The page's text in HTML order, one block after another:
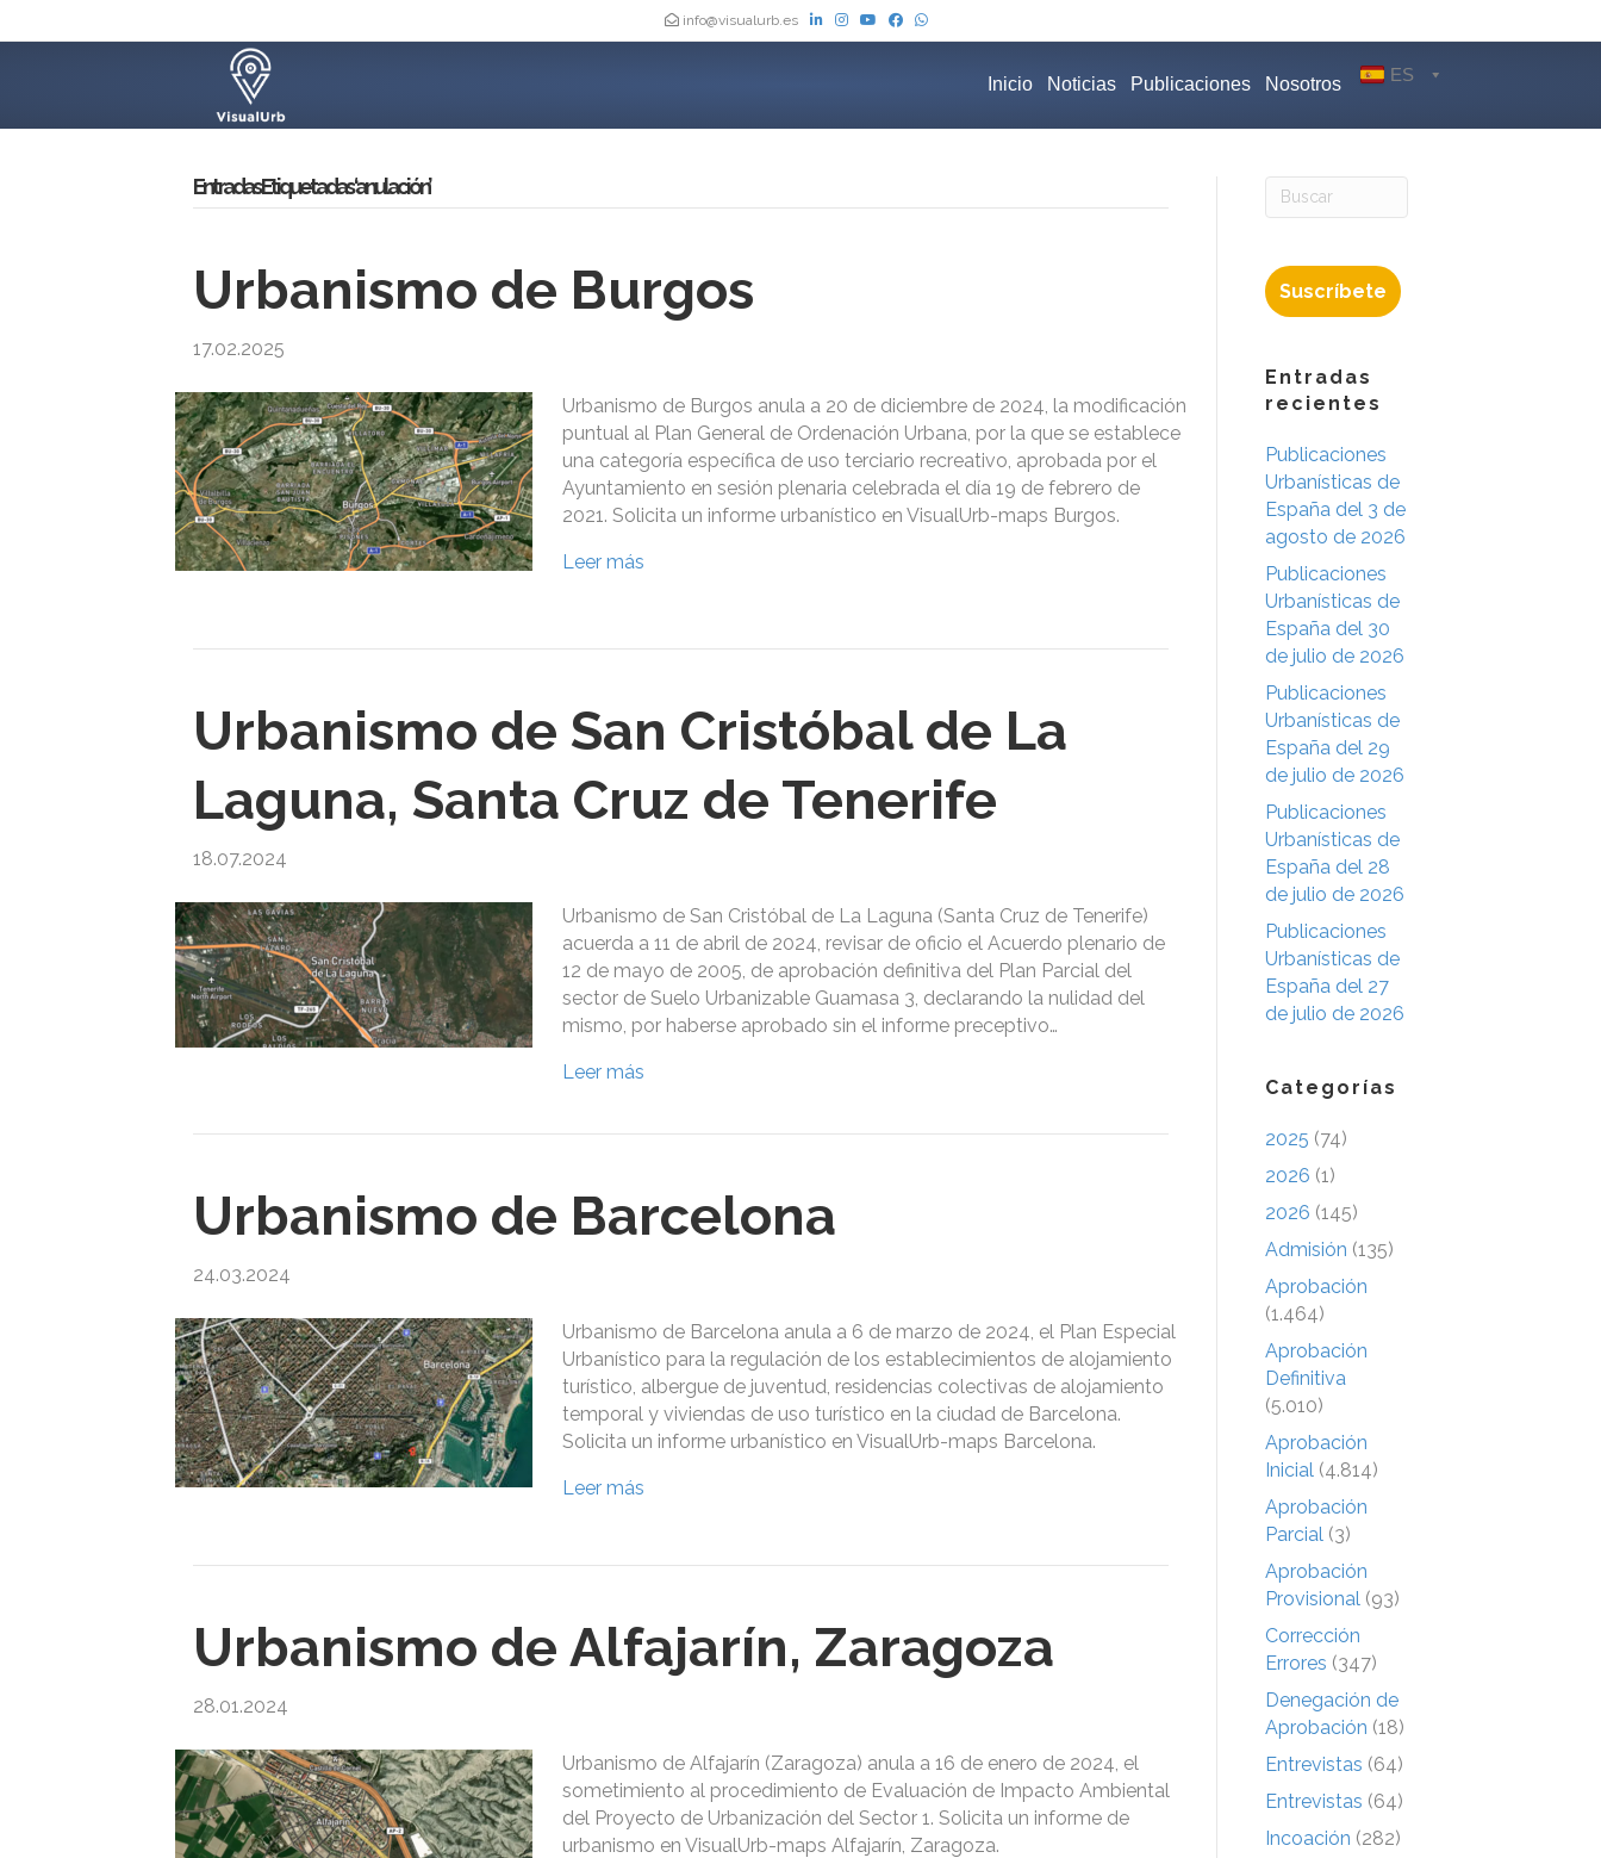
info@visualurb.es
Inicio Noticias Publicaciones Nosotros ES
Entradas Etiquetadas ‘anulación’
Urbanismo de Burgos
17.02.2025
Urbanismo de Burgos anula a 20 de diciembre de 2024, la modificación
puntual al Plan General de Ordenación Urbana, por la que se establece
una categoría específica de uso terciario recreativo, aprobada por el
Ayuntamiento en sesión plenaria celebrada el día 19 de febrero de
2021. Solicita un informe urbanístico en VisualUrb-maps Burgos.
Leer más
Urbanismo de San Cristóbal de La
Laguna, Santa Cruz de Tenerife
18.07.2024
Urbanismo de San Cristóbal de La Laguna (Santa Cruz de Tenerife)
acuerda a 11 de abril de 2024, revisar de oficio el Acuerdo plenario de
12 de mayo de 2005, de aprobación definitiva del Plan Parcial del
sector de Suelo Urbanizable Guamasa 3, declarando la nulidad del
mismo, por haberse aprobado sin el informe preceptivo…
Leer más
Urbanismo de Barcelona
24.03.2024
Urbanismo de Barcelona anula a 6 de marzo de 2024, el Plan Especial
Urbanístico para la regulación de los establecimientos de alojamiento
turístico, albergue de juventud, residencias colectivas de alojamiento
temporal y viviendas de uso turístico en la ciudad de Barcelona.
Solicita un informe urbanístico en VisualUrb-maps Barcelona.
Leer más
Urbanismo de Alfajarín, Zaragoza
28.01.2024
Urbanismo de Alfajarín (Zaragoza) anula a 16 de enero de 2024, el
sometimiento al procedimiento de Evaluación de Impacto Ambiental
del Proyecto de Urbanización del Sector 1. Solicita un informe de
urbanismo en VisualUrb-maps Alfajarín, Zaragoza.
Suscríbete
Entradas
recientes
Publicaciones
Urbanísticas de
España del 3 de
agosto de 2026
Publicaciones
Urbanísticas de
España del 30
de julio de 2026
Publicaciones
Urbanísticas de
España del 29
de julio de 2026
Publicaciones
Urbanísticas de
España del 28
de julio de 2026
Publicaciones
Urbanísticas de
España del 27
de julio de 2026
Categorías
2025 (74)
2026 (1)
2026 (145)
Admisión (135)
Aprobación
(1.464)
Aprobación
Definitiva
(5.010)
Aprobación
Inicial (4.814)
Aprobación
Parcial (3)
Aprobación
Provisional (93)
Corrección
Errores (347)
Denegación de
Aprobación (18)
Entrevistas (64)
Entrevistas (64)
Incoación (282)